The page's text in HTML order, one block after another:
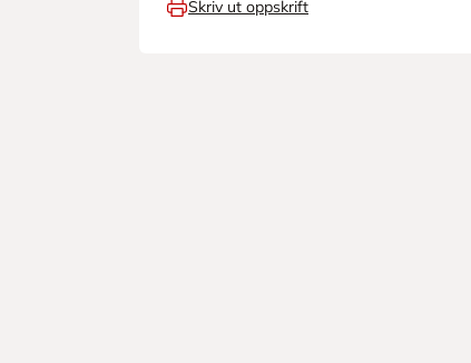
Skriv ut oppskrift